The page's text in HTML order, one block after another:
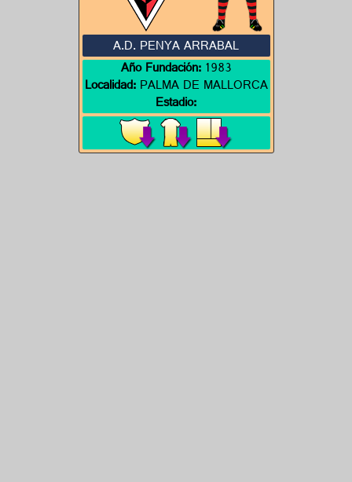
A.D. PENYA ARRABAL
Año Fundación:1983
Localidad:PALMA DE MALLORCA
Estadio: